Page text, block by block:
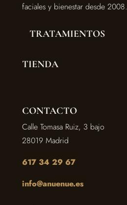
faciales y bienestar desde 2008.
TRATAMIENTOS
TIENDA
CONTACTO
Calle Tomasa Ruiz, 3 bajo
28019 Madrid
617 34 29 67
info@anuenue.es